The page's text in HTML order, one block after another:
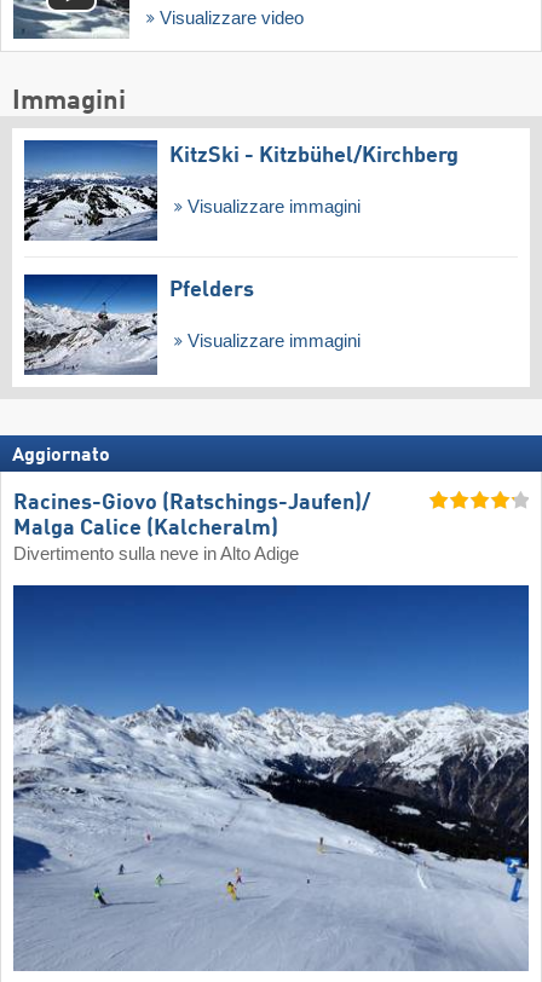
Visualizzare video
Immagini
KitzSki - Kitzbühel/​Kirchberg
Visualizzare immagini
Pfelders
Visualizzare immagini
Aggiornato
Racines-Giovo (Ratschings-Jaufen)/​
Malga Calice (Kalcheralm)
Divertimento sulla neve in Alto Adige